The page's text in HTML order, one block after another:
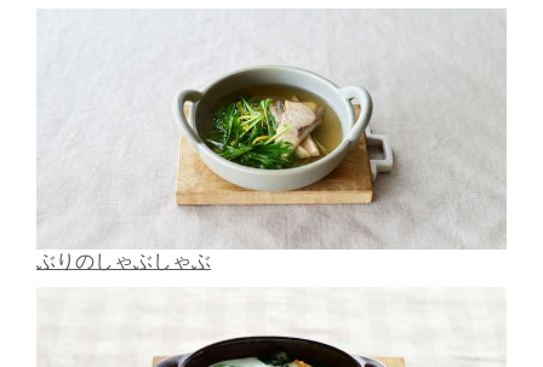
ぶりのしゃぶしゃぶ